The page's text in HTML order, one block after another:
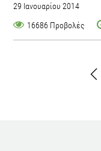
29 Ιανουαρίου 2014
16686 Προβολές